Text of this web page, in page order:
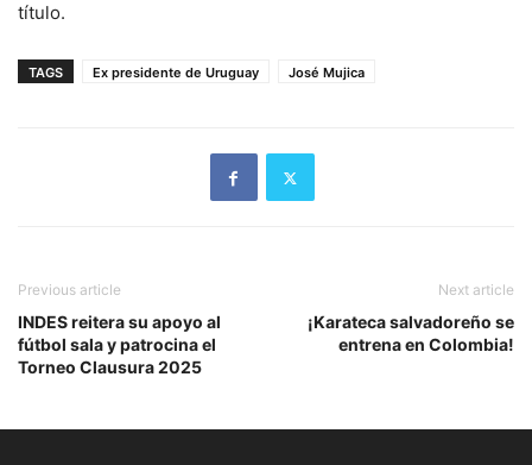
título.
TAGS Ex presidente de Uruguay José Mujica
Previous article
INDES reitera su apoyo al
fútbol sala y patrocina el
Torneo Clausura 2025
Next article
¡Karateca salvadoreño se
entrena en Colombia!